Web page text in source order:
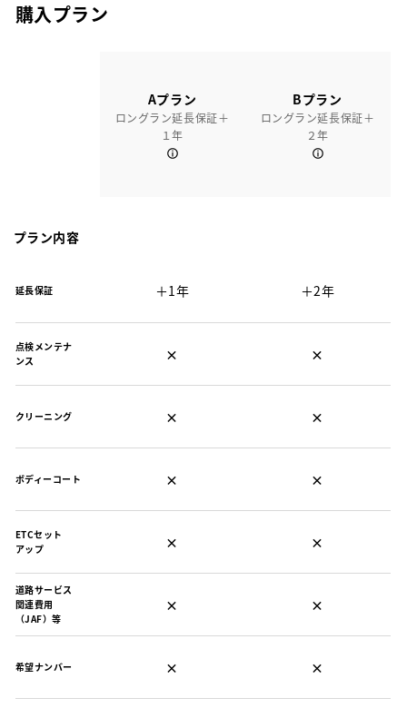
購入プラン
Aプラン
ロングラン延長保証＋
１年
Bプラン
ロングラン延長保証＋
２年
プラン内容
延長保証 ＋1年 ＋2年
点検メンテナ
ンス
× ×
クリーニング × ×
ボディーコート × ×
ETCセット
アップ
× ×
道路サービス
関連費用
（JAF）等
× ×
希望ナンバー × ×